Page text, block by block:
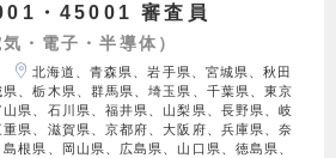
・45001 審査員
・電子・半導体）
北海道、青森県、岩手県、宮城県、秋田
、栃木県、群馬県、埼玉県、千葉県、東京
県、石川県、福井県、山梨県、長野県、岐
県、滋賀県、京都府、大阪府、兵庫県、奈
根県、岡山県、広島県、山口県、徳島県、